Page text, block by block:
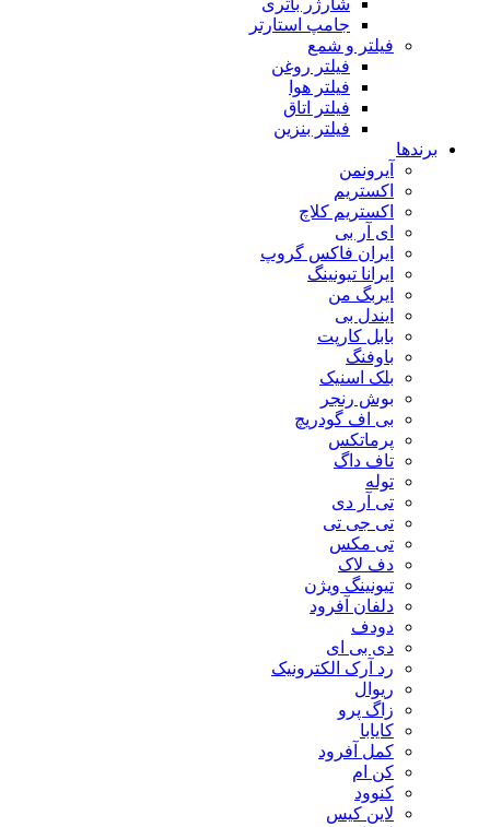
جامپ استارتر
فیلتر و شمع
فیلتر روغن
فیلتر هوا
فیلتر اتاق
فیلتر بنزین
برندها
آیرونمن
اکستریم
اکستریم کلاچ
ای آر بی
ایران فاکس گروپ
ایرانا تیونینگ
ایربگ من
ایندل بی
بابل کارپت
باوفنگ
بلک اسنیک
بوش رنجر
بی اف گودریچ
پرماتکس
تاف داگ
توله
تی آر دی
تی جی تی
تی مکس
دف لاک
تیونینگ ویژن
دلفان آفرود
دودف
دی بی ای
رد آرک الکترونیک
ریوال
زاگ پرو
کایابا
کمل آفرود
کن ام
کنوود
لاین کیس